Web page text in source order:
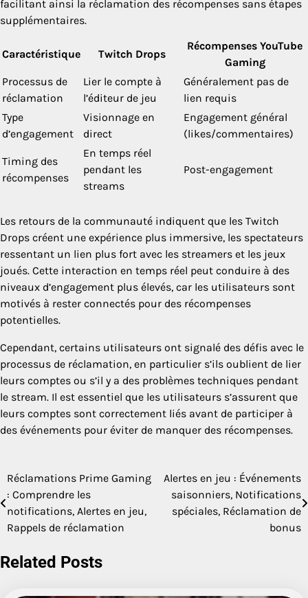
facilitant ainsi la réclamation des récompenses sans étapes
supplémentaires.
Caractéristique Twitch Drops
Récompenses YouTube
Gaming
Processus de
réclamation
Lier le compte à
l’éditeur de jeu
Généralement pas de
lien requis
Type
d’engagement
Visionnage en
direct
Engagement général
(likes/commentaires)
Timing des
récompenses
En temps réel
pendant les
streams
Post-engagement
Les retours de la communauté indiquent que les Twitch
Drops créent une expérience plus immersive, les spectateurs
ressentant un lien plus fort avec les streamers et les jeux
joués. Cette interaction en temps réel peut conduire à des
niveaux d’engagement plus élevés, car les utilisateurs sont
motivés à rester connectés pour des récompenses
potentielles.
Cependant, certains utilisateurs ont signalé des défis avec le
processus de réclamation, en particulier s’ils oublient de lier
leurs comptes ou s’il y a des problèmes techniques pendant
le stream. Il est essentiel que les utilisateurs s’assurent que
leurs comptes sont correctement liés avant de participer à
des événements pour éviter de manquer des récompenses.
Post
navigation
Réclamations Prime Gaming
: Comprendre les
notifications, Alertes en jeu,
Rappels de réclamation
Alertes en jeu : Événements
saisonniers, Notifications
spéciales, Réclamation de
bonus
Related Posts